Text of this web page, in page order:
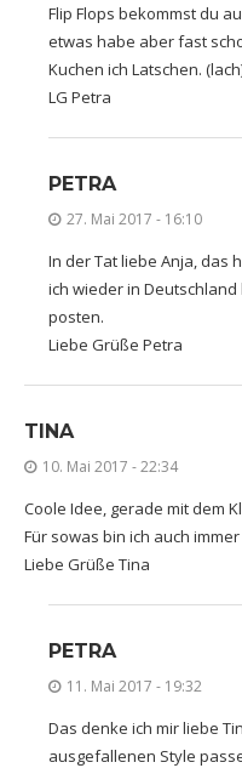
Flip Flops bekommst du
etwas habe aber fast
Kuchen ich Latschen.
LG Petra
PETRA
27. Mai 2017 - 16:10
In der Tat liebe Anja, das
ich wieder in
posten.
Liebe Grüße Petra
TINA
10. Mai 2017 - 22:34
Coole Idee, gerade mit dem
Für sowas bin ich auch
Liebe Grüße Tina
PETRA
11. Mai 2017 - 19:32
Das denke ich mir liebe
ausgefallenen Style